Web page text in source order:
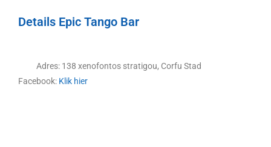
Details Epic Tango Bar
Adres: 138 xenofontos stratigou, Corfu Stad
Facebook: Klik hier